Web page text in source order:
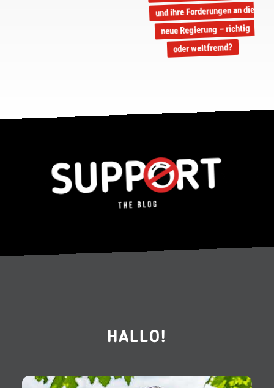
und ihre Forderungen an die
neue Regierung – richtig
oder weltfremd?
HALLO!